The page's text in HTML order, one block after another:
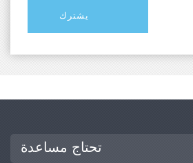
تحتاج مساعدة